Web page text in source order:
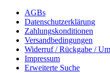
AGBs
Datenschutzerklärung
Zahlungskonditionen
Versandbedingungen
Widerruf / Rückgabe /
Impressum
Erweiterte Suche